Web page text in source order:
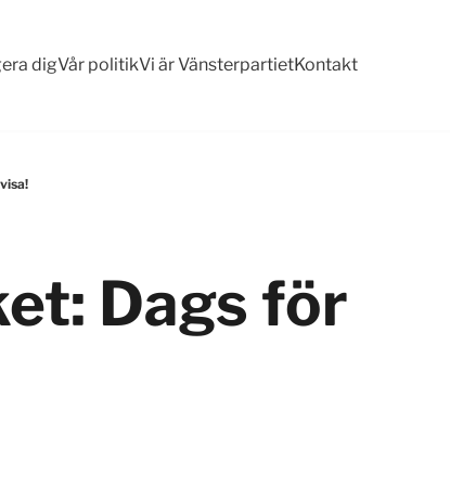
digVår politikVi är VänsterpartietKontakt
Dags för